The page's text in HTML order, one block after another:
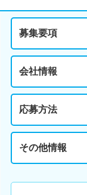
募集要項
会社情報
応募方法
その他情報